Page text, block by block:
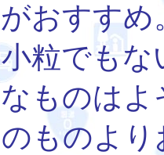
がおすす
粒でも
ものは
ものよ